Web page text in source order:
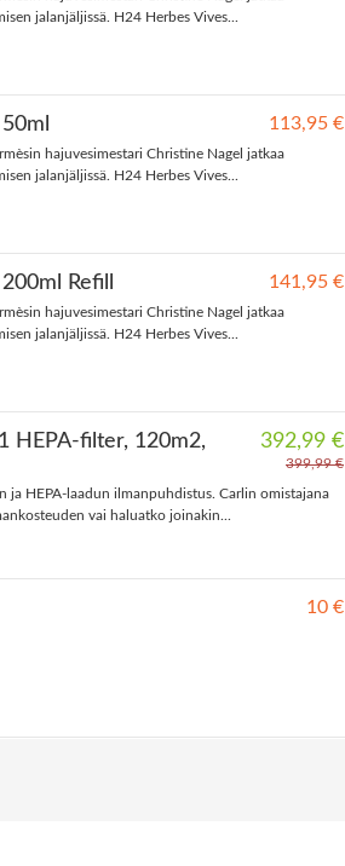
jalanjäljissä. H24 Herbes Vives...
113,95 €
hajuvesimestari Christine Nagel jatkaa
jalanjäljissä. H24 Herbes Vives...
Refill 141,95 €
hajuvesimestari Christine Nagel jatkaa
jalanjäljissä. H24 Herbes Vives...
HEPA-filter, 120m2,
392,99 €
399,99 €
HEPA-laadun ilmanpuhdistus. Carlin omistajana
vai haluatko joinakin...
10 €